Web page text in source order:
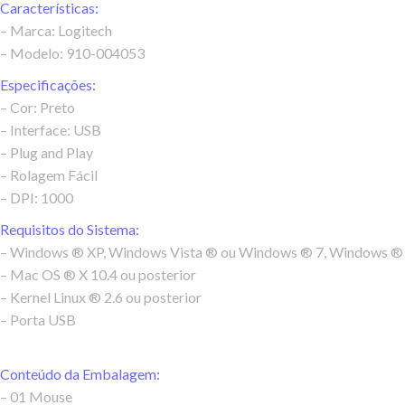
Características:
– Marca: Logitech
– Modelo: 910-004053
Especificações:
– Cor: Preto
– Interface: USB
– Plug and Play
– Rolagem Fácil
– DPI: 1000
Requisitos do Sistema:
– Windows ® XP, Windows Vista ® ou Windows ® 7, Windows ®
– Mac OS ® X 10.4 ou posterior
– Kernel Linux ® 2.6 ou posterior
– Porta USB
Conteúdo da Embalagem:
– 01 Mouse